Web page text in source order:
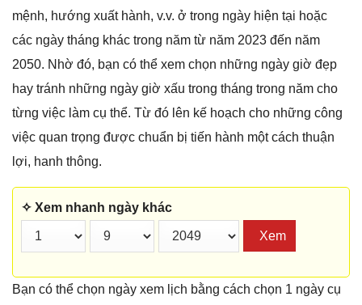
mệnh, hướng xuất hành, v.v. ở trong ngày hiện tại hoặc
các ngày tháng khác trong năm từ năm 2023 đến năm
2050. Nhờ đó, bạn có thể xem chọn những ngày giờ đẹp
hay tránh những ngày giờ xấu trong tháng trong năm cho
từng việc làm cụ thể. Từ đó lên kế hoạch cho những công
việc quan trọng được chuẩn bị tiến hành một cách thuận
lợi, hanh thông.
✧ Xem nhanh ngày khác
Xem
Bạn có thể chọn ngày xem lịch bằng cách chọn 1 ngày cụ